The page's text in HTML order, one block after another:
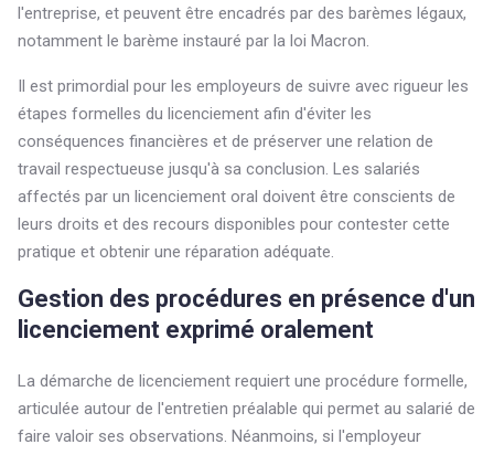
l'entreprise, et peuvent être encadrés par des barèmes légaux,
notamment le barème instauré par la loi Macron.
Il est primordial pour les employeurs de suivre avec rigueur les
étapes formelles du licenciement afin d'éviter les
conséquences financières et de préserver une relation de
travail respectueuse jusqu'à sa conclusion. Les salariés
affectés par un licenciement oral doivent être conscients de
leurs droits et des recours disponibles pour contester cette
pratique et obtenir une réparation adéquate.
Gestion des procédures en présence d'un
licenciement exprimé oralement
La démarche de licenciement requiert une procédure formelle,
articulée autour de l'entretien préalable qui permet au salarié de
faire valoir ses observations. Néanmoins, si l'employeur